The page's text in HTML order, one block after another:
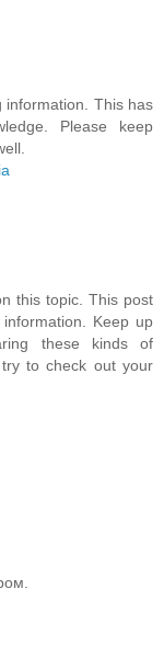
information. This has
Please keep
this topic. This post
Keep up
these kinds of
to check out your